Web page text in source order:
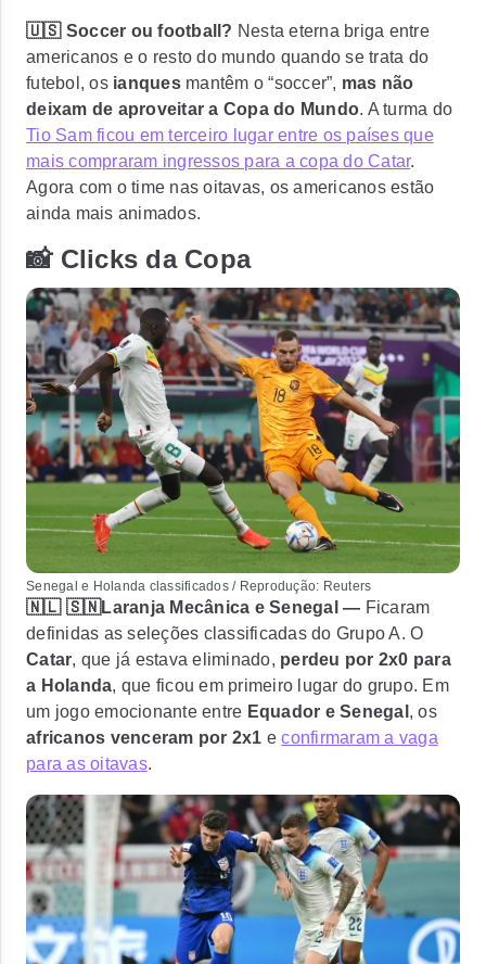
🇺🇸 Soccer ou football? Nesta eterna briga entre
americanos e o resto do mundo quando se trata do
futebol, os ianques mantêm o “soccer”, mas não
deixam de aproveitar a Copa do Mundo. A turma do
Tio Sam ficou em terceiro lugar entre os países que
mais compraram ingressos para a copa do Catar.
Agora com o time nas oitavas, os americanos estão
ainda mais animados.
📸 Clicks da Copa
Senegal e Holanda classificados / Reprodução: Reuters
🇳🇱 🇸🇳Laranja Mecânica e Senegal — Ficaram
definidas as seleções classificadas do Grupo A. O
Catar, que já estava eliminado, perdeu por 2x0 para
a Holanda, que ficou em primeiro lugar do grupo. Em
um jogo emocionante entre Equador e Senegal , os
africanos venceram por 2x1 econfirmaram a vaga
para as oitavas.